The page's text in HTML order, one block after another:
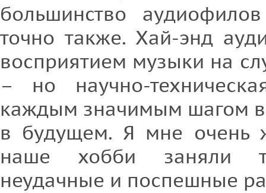
большинство
точно также. Хай-энд
восприятием музыки на
– но научно-
каждым значимым шагом
в будущем. Я мне очень
наше хобби заняли
неудачные и поспешные